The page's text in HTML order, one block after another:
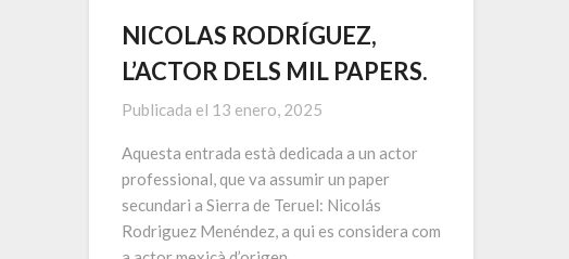
NICOLAS RODRÍGUEZ,
L’ACTOR DELS MIL PAPERS.
Publicada el 13 enero, 2025
Aquesta entrada està dedicada a un actor
professional, que va assumir un paper
secundari a Sierra de Teruel: Nicolás
Rodriguez Menéndez, a qui es considera com